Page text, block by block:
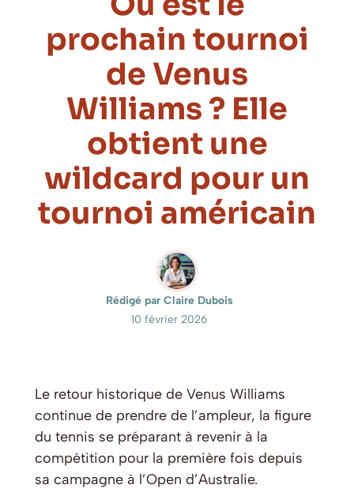
prochain tournoi
de Venus
Williams ? Elle
obtient une
wildcard pour un
tournoi américain
Rédigé par Claire Dubois
10 février 2026
Le retour historique de Venus Williams
continue de prendre de l’ampleur, la figure
du tennis se préparant à revenir à la
compétition pour la première fois depuis
sa campagne à l’Open d’Australie.